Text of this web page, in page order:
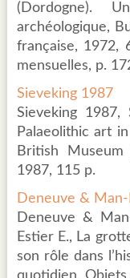
(Dordogne).
archéologique,
française, 1972,
mensuelles, p.
Sieveking 1987
Sieveking 1987,
Palaeolithic art
British
1987, 115 p.
Deneuve &
Deneuve &
Estier E., La
son rôle dans